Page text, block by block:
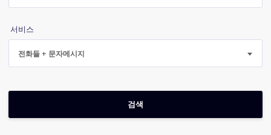
서비스
전화들 + 문자메시지